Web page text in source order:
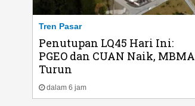
Tren Pasar
Penutupan LQ45 Hari Ini:
PGEO dan CUAN Naik, MBMA
Turun
dalam 6 jam